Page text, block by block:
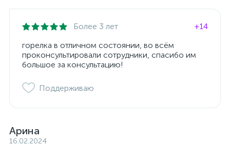
Более 3 лет
+14
горелка в отличном состоянии, во всём
проконсультировали сотрудники, спасибо им
большое за консультацию!
Поддерживаю
Арина
16.02.2024